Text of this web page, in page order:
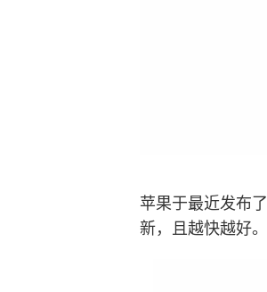
苹果于最近发布
新，且越快越好。